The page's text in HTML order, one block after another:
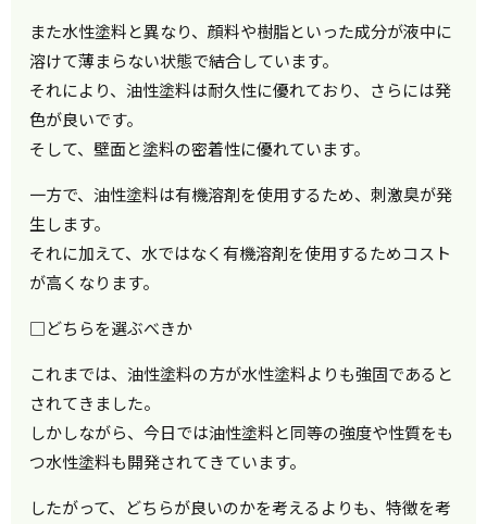
また水性塗料と異なり、顔料や樹脂といった成分が液中に
溶けて薄まらない状態で結合しています。
それにより、油性塗料は耐久性に優れており、さらには発
色が良いです。
そして、壁面と塗料の密着性に優れています。
一方で、油性塗料は有機溶剤を使用するため、刺激臭が発
生します。
それに加えて、水ではなく有機溶剤を使用するためコスト
が高くなります。
□どちらを選ぶべきか
これまでは、油性塗料の方が水性塗料よりも強固であると
されてきました。
しかしながら、今日では油性塗料と同等の強度や性質をも
つ水性塗料も開発されてきています。
したがって、どちらが良いのかを考えるよりも、特徴を考